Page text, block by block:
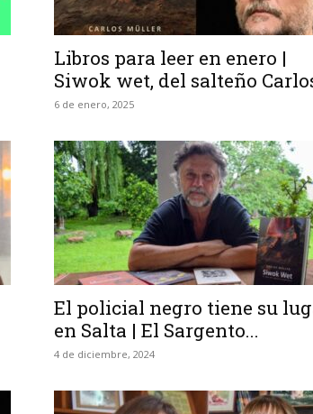
Libros para leer en enero |
Siwok wet, del salteño
6 de enero, 2025
El policial negro tiene su
en Salta | El Sargento...
4 de diciembre, 2024